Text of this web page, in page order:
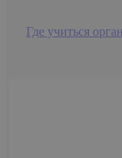
Где учиться